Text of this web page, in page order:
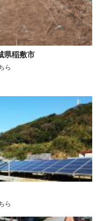
県稲敷市
ら
ら